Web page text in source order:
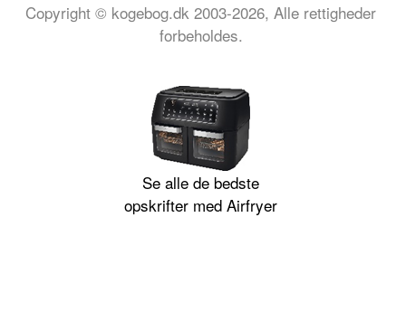
Copyright © kogebog.dk 2003-2026, Alle rettigheder
forbeholdes.
Se alle de bedste
opskrifter med Airfryer